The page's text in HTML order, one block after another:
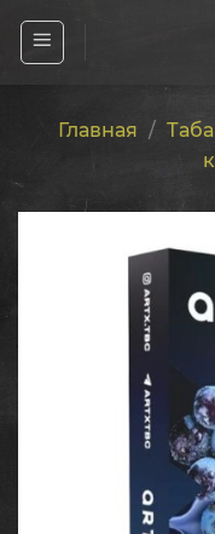
Главная /